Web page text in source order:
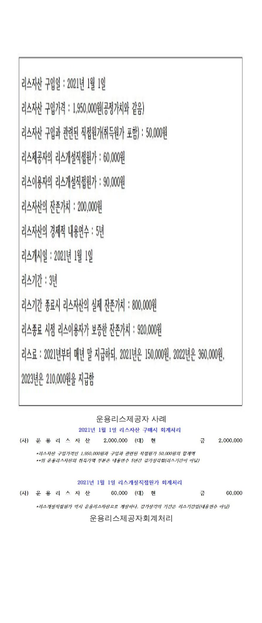
운용리스제공자 사례
운용리스제공자회계처리